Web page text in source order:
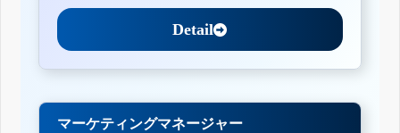
Detail
マーケティングマネージャー